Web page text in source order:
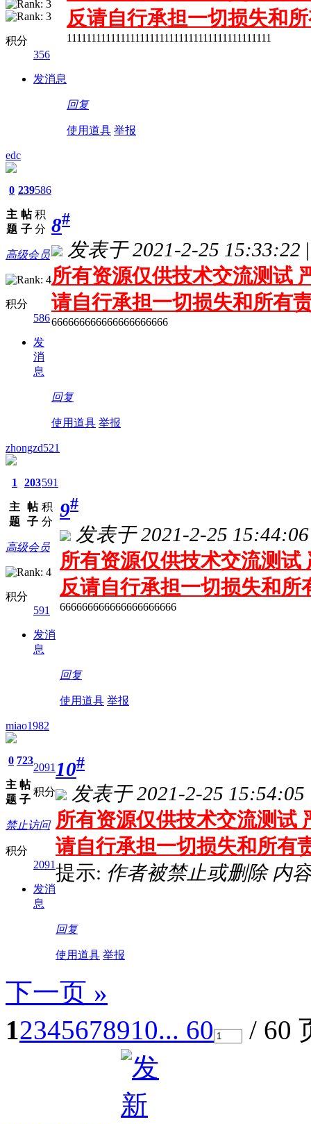
积分
356
发消息
反请自行承担一切损失和
111111111111111111111111111111111111111111
回复
使用道具 举报
edc
0
主
题
239
帖
子
586
积
分
高级会员
积分
586
发
消
息
8#
发表于 2021-2-25 15:33:22 |
所有资源仅供技术交流测试
请自行承担一切损失和所有
666666666666666666666
回复
使用道具 举报
zhongzd521
1
主
题
203
帖
子
591
积
分
高级会员
积分
591
发消
息
9#
发表于 2021-2-25 15:44:06
所有资源仅供技术交流测试
反请自行承担一切损失和所
666666666666666666666
回复
使用道具 举报
miao1982
0
主
题
723
帖
子
2091
积分
禁止访问
积分
2091
发消
息
10#
发表于 2021-2-25 15:54:05
所有资源仅供技术交流测试
请自行承担一切损失和所有
提示: 作者被禁止或删除 内
回复
使用道具 举报
下一页 »
12345678910... 60 / 60